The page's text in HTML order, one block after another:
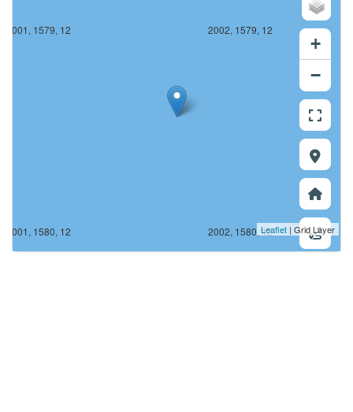
2001, 1579, 12 2002, 1579, 12
2001, 1580, 12 2002, 1580, 12
+
−
Leaflet | Grid Layer